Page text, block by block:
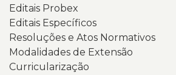
Editais Probex
Editais Específicos
Resoluções e Atos Normativos
Modalidades de Extensão
Curricularização